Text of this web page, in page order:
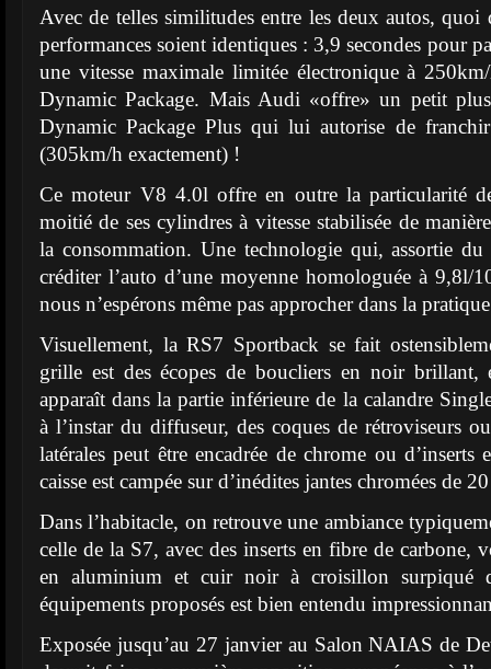
Avec de telles similitudes entre les deux autos,
performances soient identiques : 3,9 secondes pour
une vitesse maximale limitée électronique à
Dynamic Package. Mais Audi «offre» un petit
Dynamic Package Plus qui lui autorise de
(305km/h exactement) !
Ce moteur V8 4.0l offre en outre la particularité
moitié de ses cylindres à vitesse stabilisée de
la consommation. Une technologie qui, assortie
créditer l’auto d’une moyenne homologuée à 9,8l/
nous n’espérons même pas approcher dans la
Visuellement, la RS7 Sportback se fait
grille est des écopes de boucliers en noir brillant,
apparaît dans la partie inférieure de la calandre
à l’instar du diffuseur, des coques de rétroviseurs
latérales peut être encadrée de chrome ou
caisse est campée sur d’inédites jantes chromées de
Dans l’habitacle, on retrouve une ambiance
celle de la S7, avec des inserts en fibre de carbone,
en aluminium et cuir noir à croisillon surpiqué
équipements proposés est bien entendu
Exposée jusqu’au 27 janvier au Salon NAIAS de